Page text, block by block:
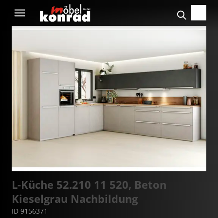
L-Küche 52.210 11 520, Beton
Kieselgrau Nachbildung
ID 9156371